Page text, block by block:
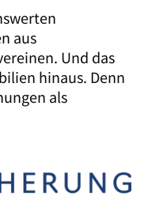
aus
Und das
hinaus. Denn
als